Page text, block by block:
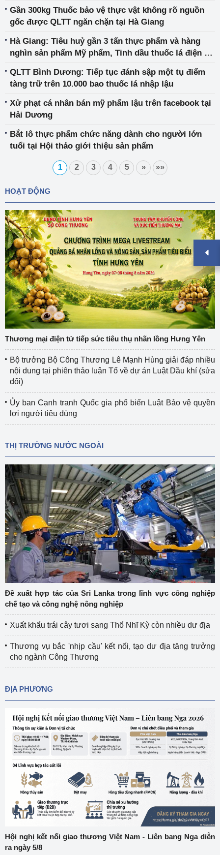
Gần 300kg Thuốc bảo vệ thực vật không rõ nguồn
gốc được QLTT ngăn chặn tại Hà Giang
Hà Giang: Tiêu huỷ gần 3 tấn thực phẩm và hàng
nghìn sản phẩm Mỹ phẩm, Tinh dầu thuốc lá điện tử
QLTT Bình Dương: Tiếp tục đánh sập một tụ điểm
tàng trữ trên 10.000 bao thuốc lá nhập lậu
Xử phạt cá nhân bán mỹ phẩm lậu trên facebook tại
Hải Dương
Bắt lô thực phẩm chức năng dành cho người lớn
tuổi tại Hội thảo giới thiệu sản phẩm
1 2 3 4 5 » »»
HOẠT ĐỘNG
Thương mại điện tử tiếp sức tiêu thụ nhãn lồng Hưng Yên
Bộ trưởng Bộ Công Thương Lê Mạnh Hùng giải đáp nhiều
nội dung tại phiên thảo luận Tổ về dự án Luật Dầu khí (sửa
đổi)
Ủy ban Cạnh tranh Quốc gia phổ biến Luật Bảo vệ quyền
lợi người tiêu dùng
THỊ TRƯỜNG NƯỚC NGOÀI
Đề xuất hợp tác của Sri Lanka trong lĩnh vực công nghiệp
chế tạo và công nghệ nông nghiệp
Xuất khẩu trái cây tươi sang Thổ Nhĩ Kỳ còn nhiều dư địa
Thương vụ bắc 'nhịp cầu' kết nối, tạo dư địa tăng trưởng
cho ngành Công Thương
ĐỊA PHƯƠNG
Hội nghị kết nối giao thương Việt Nam - Liên bang Nga diễn
ra ngày 5/8